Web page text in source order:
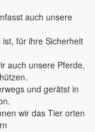
auch unsere
für ihre Sicherheit
auch unsere Pferde,
und gerätst in
wir das Tier orten